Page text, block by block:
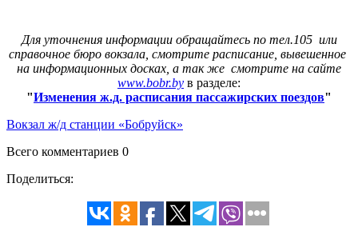
Для уточнения информации обращайтесь по тел.105 или
справочное бюро вокзала, смотрите расписание, вывешенное
на информационных досках, а так же смотрите на сайте
www.bobr.by в разделе:
"Изменения ж.д. расписания пассажирских поездов"
Вокзал ж/д станции «Бобруйск»
Всего комментариев 0
Поделиться: